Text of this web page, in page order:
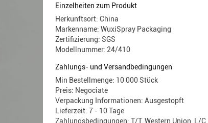
Einzelheiten zum Produkt
Herkunftsort: China
Markenname: WuxiSpray Packaging
Zertifizierung: SGS
Modellnummer: 24/410
Zahlungs- und Versandbedingungen
Min Bestellmenge: 10 000 Stück
Preis: Negociate
Verpackung Informationen: Ausgestopft
Lieferzeit: 7 - 10 Tage
Zahlungsbedingungen: T/T, Western Union, L/